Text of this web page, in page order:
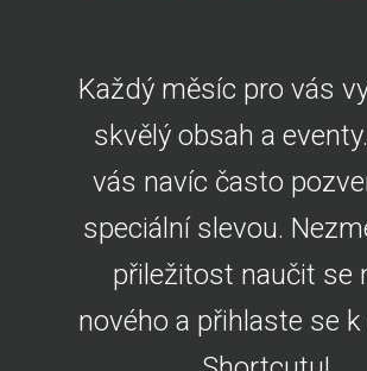
Každý měsíc pro vás
skvělý obsah a
vás navíc často
speciální slevou.
přiležitost naučit se
nového a přihlaste se